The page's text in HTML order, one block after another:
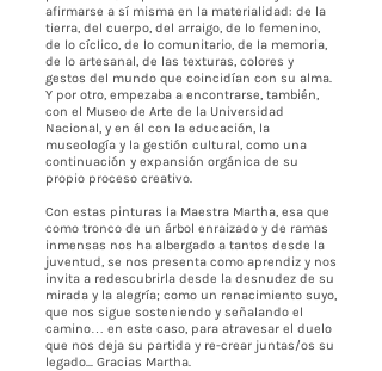
afirmarse a sí misma en la materialidad: de la
tierra, del cuerpo, del arraigo, de lo femenino,
de lo cíclico, de lo comunitario, de la memoria,
de lo artesanal, de las texturas, colores y
gestos del mundo que coincidían con su alma.
Y por otro, empezaba a encontrarse, también,
con el Museo de Arte de la Universidad
Nacional, y en él con la educación, la
museología y la gestión cultural, como una
continuación y expansión orgánica de su
propio proceso creativo.
Con estas pinturas la Maestra Martha, esa que
como tronco de un árbol enraizado y de ramas
inmensas nos ha albergado a tantos desde la
juventud, se nos presenta como aprendiz y nos
invita a redescubrirla desde la desnudez de su
mirada y la alegría; como un renacimiento suyo,
que nos sigue sosteniendo y señalando el
camino… en este caso, para atravesar el duelo
que nos deja su partida y re-crear juntas/os su
legado... Gracias Martha.